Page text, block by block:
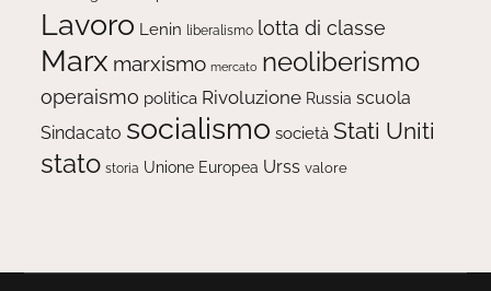
Lavoro Lenin liberalismo lotta di classe
Marx marxismo mercato neoliberismo
operaismo politica Rivoluzione Russia scuola
Sindacato socialismo società Stati Uniti
stato storia Unione Europea Urss valore